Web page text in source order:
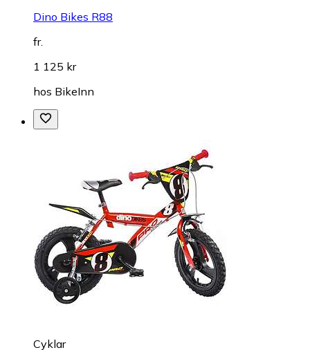
Dino Bikes R88
fr.
1 125 kr
hos BikeInn
Cyklar